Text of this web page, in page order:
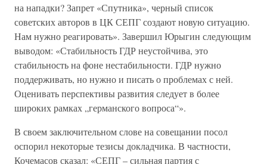
на нападки? Запрет «Спутника», черный список
советских авторов в ЦК СЕПГ создают новую ситуацию.
Нам нужно реагировать». Завершил Юрыгин следующим
выводом: «Стабильность ГДР неустойчива, это
стабильность на фоне нестабильности. ГДР нужно
поддерживать, но нужно и писать о проблемах с ней.
Оценивать перспективы развития следует в более
широких рамках „германского вопроса“».
В своем заключительном слове на совещании посол
оспорил некоторые тезисы докладчика. В частности,
Кочемасов сказал: «СЕПГ – сильная партия с